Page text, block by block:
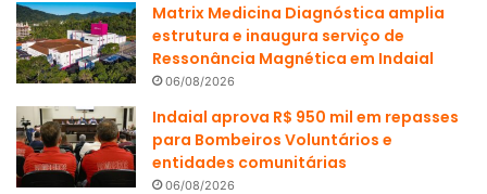
Matrix Medicina Diagnóstica amplia
estrutura e inaugura serviço de
Ressonância Magnética em Indaial
06/08/2026
Indaial aprova R$ 950 mil em repasses
para Bombeiros Voluntários e
entidades comunitárias
06/08/2026